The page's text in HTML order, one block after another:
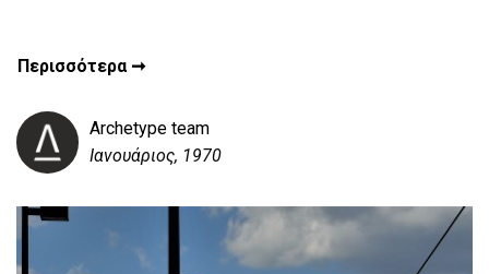
Περισσότερα ➞
Archetype team
Ιανουάριος, 1970